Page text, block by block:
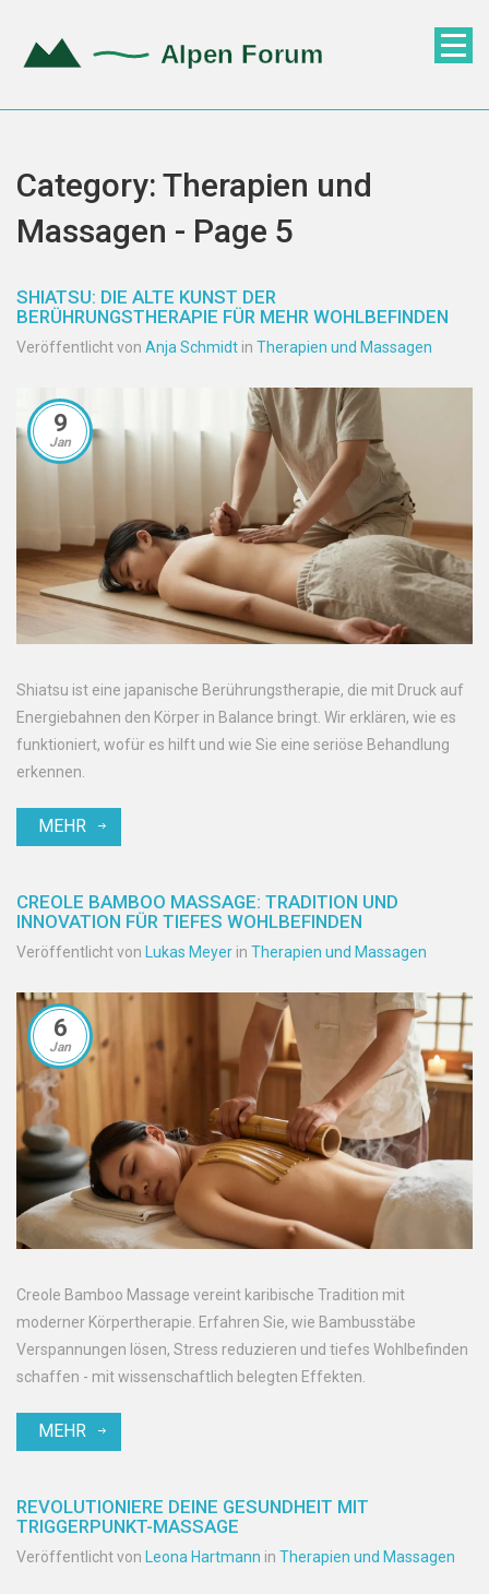
Category: Therapien und
Massagen - Page 5
SHIATSU: DIE ALTE KUNST DER
BERÜHRUNGSTHERAPIE FÜR MEHR WOHLBEFINDEN
Veröffentlicht von Anja Schmidt in Therapien und Massagen
9
Jan
Shiatsu ist eine japanische Berührungstherapie, die mit Druck auf
Energiebahnen den Körper in Balance bringt. Wir erklären, wie es
funktioniert, wofür es hilft und wie Sie eine seriöse Behandlung
erkennen.
MEHR
CREOLE BAMBOO MASSAGE: TRADITION UND
INNOVATION FÜR TIEFES WOHLBEFINDEN
Veröffentlicht von Lukas Meyer in Therapien und Massagen
6
Jan
Creole Bamboo Massage vereint karibische Tradition mit
moderner Körpertherapie. Erfahren Sie, wie Bambusstäbe
Verspannungen lösen, Stress reduzieren und tiefes Wohlbefinden
schaffen - mit wissenschaftlich belegten Effekten.
MEHR
REVOLUTIONIERE DEINE GESUNDHEIT MIT
TRIGGERPUNKT-MASSAGE
Veröffentlicht von Leona Hartmann in Therapien und Massagen